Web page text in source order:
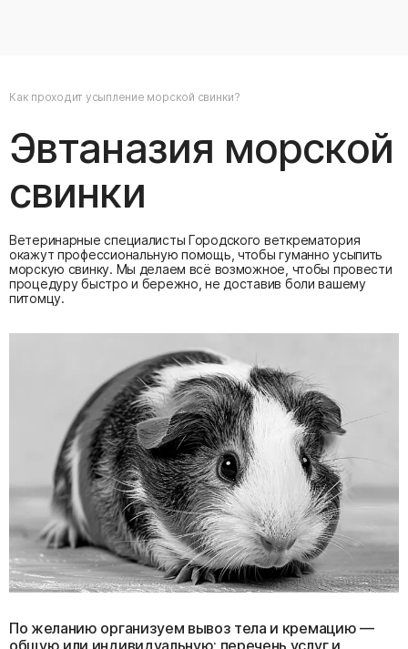
Как проходит усыпление морской свинки?
Эвтаназия морской
свинки
Ветеринарные специалисты Городского веткрематория
окажут профессиональную помощь, чтобы гуманно усыпить
морскую свинку. Мы делаем всё возможное, чтобы провести
процедуру быстро и бережно, не доставив боли вашему
питомцу.
По желанию организуем вывоз тела и кремацию —